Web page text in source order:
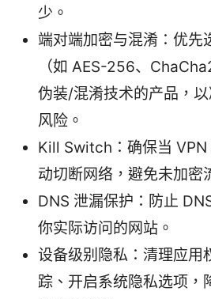
少。
端对端加密与混淆：优先
（如 AES-256、
伪装/混淆技术的产品，
风险。
Kill Switch：确保当 VPN
动切断网络，避免未加密
DNS 泄漏保护：防止
你实际访问的网站。
设备级别隐私：清理应用
踪、开启系统隐私选项，